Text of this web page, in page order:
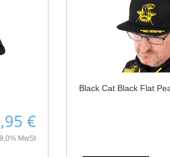
€
MwSt
Black Cat Black Flat